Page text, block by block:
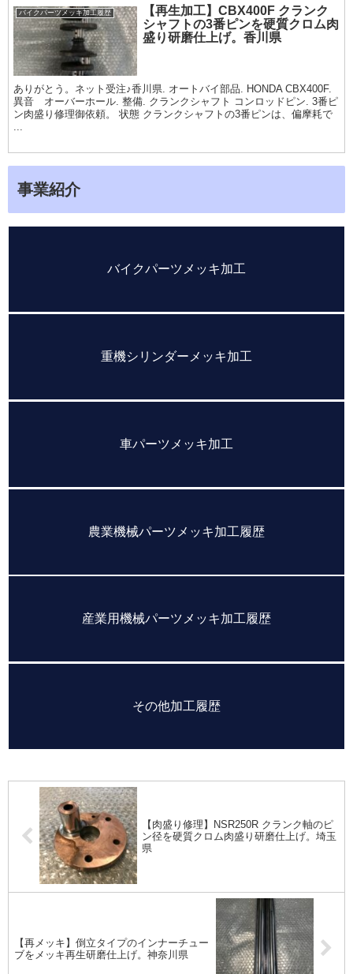
バイクパーツメッキ加工履歴
【再生加工】CBX400F クランク
シャフトの3番ピンを硬質クロム肉
盛り研磨仕上げ。香川県
ありがとう。ネット受注♪香川県. オートバイ部品. HONDA CBX400F.
異音 オーバーホール. 整備. クランクシャフト コンロッドピン. 3番ピ
ン肉盛り修理御依頼。 状態 クランクシャフトの3番ピンは、偏摩耗で
事業紹介
バイクパーツメッキ加工
重機シリンダーメッキ加工
車パーツメッキ加工
農業機械パーツメッキ加工履歴
産業用機械パーツメッキ加工履歴
その他加工履歴
【肉盛り修理】NSR250R クランク軸のピ
ン径を硬質クロム肉盛り研磨仕上げ。埼玉
県
【再メッキ】倒立タイプのインナーチュー
ブをメッキ再生研磨仕上げ。神奈川県